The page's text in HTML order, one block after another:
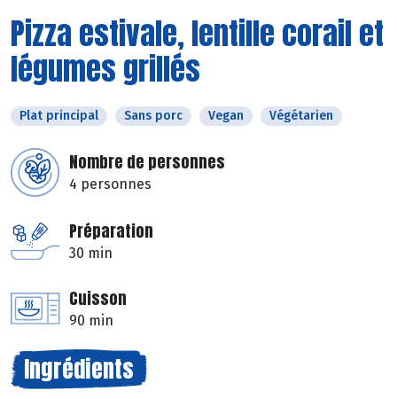
Pizza estivale, lentille corail et
légumes grillés
Plat principal Sans porc Vegan Végétarien
Nombre de personnes
4 personnes
Préparation
30 min
Cuisson
90 min
Ingrédients